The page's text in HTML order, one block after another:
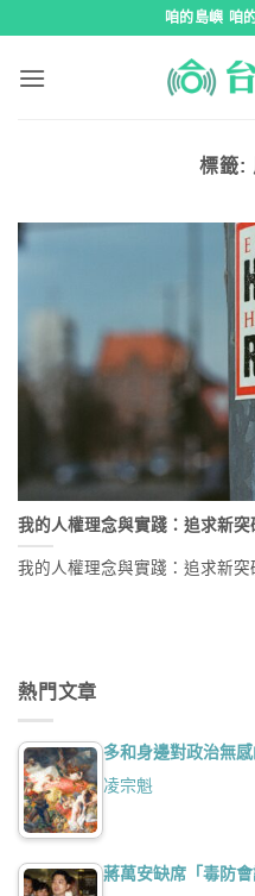
咱的島嶼 咱
標籤:
我的人權理念與實踐：追求新突
我的人權理念與實踐：追求新突
熱門文章
多和身邊對政治無
凌宗魁
蔣萬安缺席「毒防